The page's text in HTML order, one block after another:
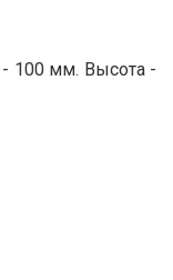
100 мм. Высота -